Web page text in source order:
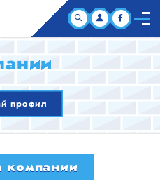
НАС
профил
компании